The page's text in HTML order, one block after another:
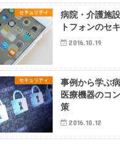
セキュリティ
病院・介護施
トフォンのセ
2016.10.19
セキュリティ
事例から学ぶ
医療機器のコ
策
2016.10.12